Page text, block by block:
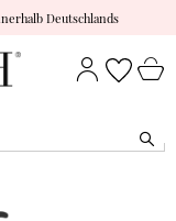
Deutschlands